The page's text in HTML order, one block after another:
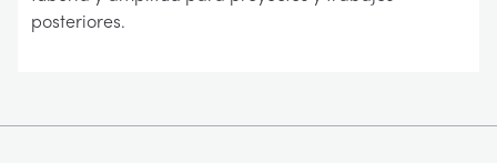
posteriores.